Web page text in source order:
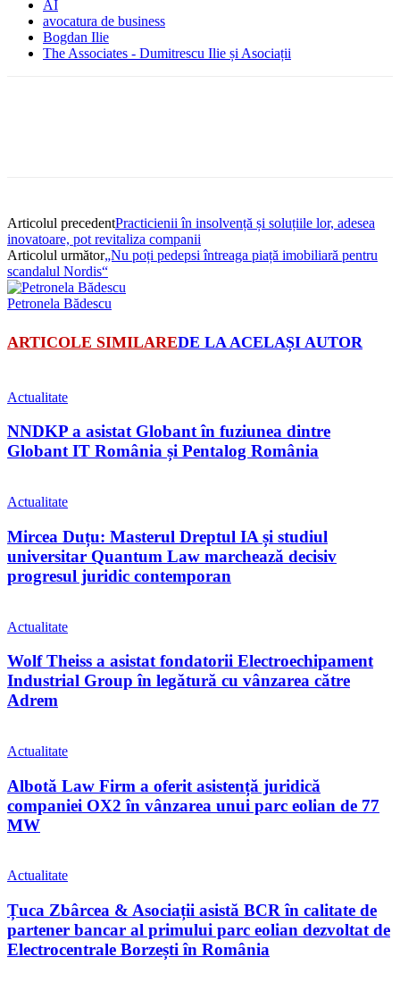
AI
avocatura de business
Bogdan Ilie
The Associates - Dumitrescu Ilie și Asociații
Articolul precedentPracticienii în insolvență și soluțiile lor, adesea
inovatoare, pot revitaliza companii
Articolul următor„Nu poți pedepsi întreaga piață imobiliară pentru
scandalul Nordis“
Petronela Bădescu
ARTICOLE SIMILAREDE LA ACELAȘI AUTOR
Actualitate
NNDKP a asistat Globant în fuziunea dintre
Globant IT România și Pentalog România
Actualitate
Mircea Duțu: Masterul Dreptul IA și studiul
universitar Quantum Law marchează decisiv
progresul juridic contemporan
Actualitate
Wolf Theiss a asistat fondatorii Electroechipament
Industrial Group în legătură cu vânzarea către
Adrem
Actualitate
Albotă Law Firm a oferit asistență juridică
companiei OX2 în vânzarea unui parc eolian de 77
MW
Actualitate
Țuca Zbârcea & Asociații asistă BCR în calitate de
partener bancar al primului parc eolian dezvoltat de
Electrocentrale Borzești în România